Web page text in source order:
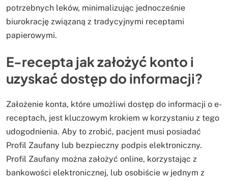
potrzebnych leków, minimalizując jednocześnie
biurokrację związaną z tradycyjnymi receptami
papierowymi.
E-recepta jak założyć konto i
uzyskać dostęp do informacji?
Założenie konta, które umożliwi dostęp do informacji o e-
receptach, jest kluczowym krokiem w korzystaniu z tego
udogodnienia. Aby to zrobić, pacjent musi posiadać
Profil Zaufany lub bezpieczny podpis elektroniczny.
Profil Zaufany można założyć online, korzystając z
bankowości elektronicznej, lub osobiście w jednym z